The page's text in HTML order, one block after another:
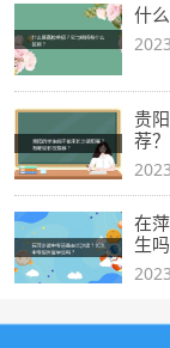
什
贵
荐？
在
生吗